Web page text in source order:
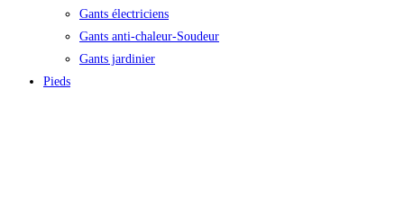
Gants électriciens
Gants anti-chaleur-Soudeur
Gants jardinier
Pieds